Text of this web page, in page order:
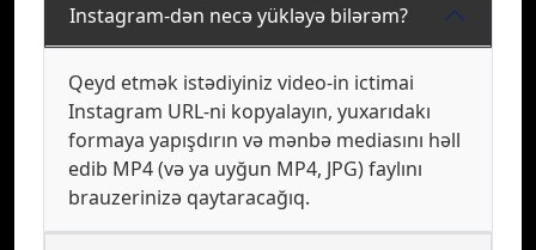
Instagram-dən necə yükləyə bilərəm?
Qeyd etmək istədiyiniz video-in ictimai
Instagram URL-ni kopyalayın, yuxarıdakı
formaya yapışdırın və mənbə mediasını həll
edib MP4 (və ya uyğun MP4, JPG) faylını
brauzerinizə qaytaracağıq.